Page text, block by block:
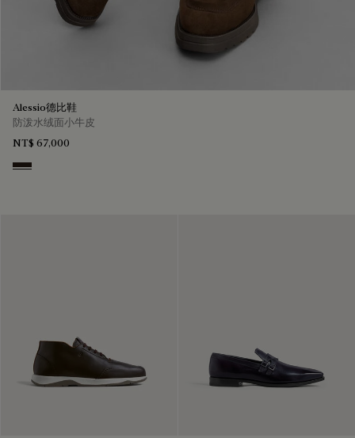
Alessio德比鞋
防泼水绒面小牛皮
NT$ 67,000
Brown